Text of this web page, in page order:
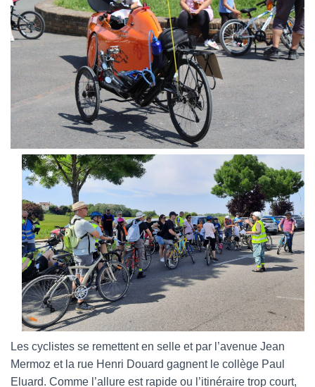
Les cyclistes se remettent en selle et par l’avenue Jean
Mermoz et la rue Henri Douard gagnent le collège Paul
Eluard. Comme l’allure est rapide ou l’itinéraire trop court,